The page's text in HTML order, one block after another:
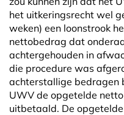
het uitkeringsrecht wel
weken) een loonstrook
nettobedrag dat
achtergehouden in
die procedure was
achterstallige bedragen
UWV de opgetelde
uitbetaald. De